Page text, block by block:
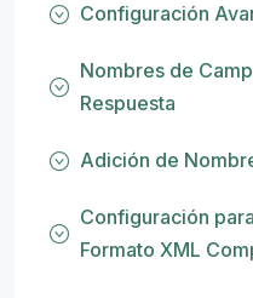
Configuración
Nombres de
Respuesta
Adición de
Configuración
Formato XML